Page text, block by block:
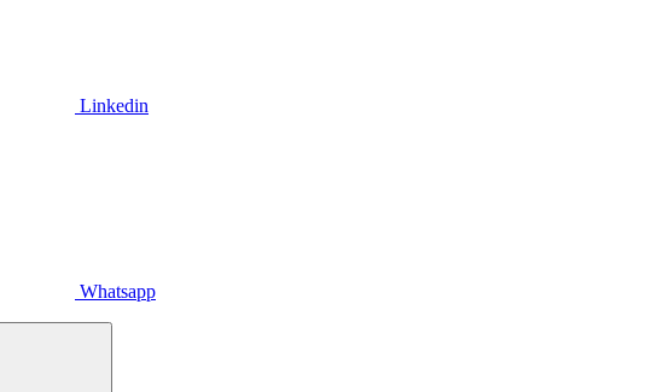
Linkedin
Whatsapp